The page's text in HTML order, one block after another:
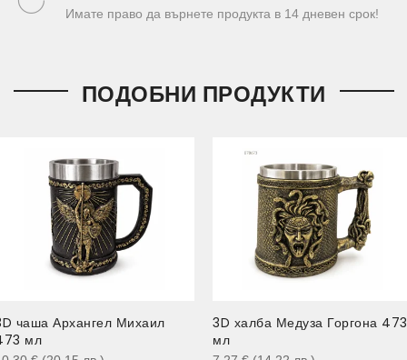
Имате право да върнете продукта в 14 дневен срок!
ПОДОБНИ ПРОДУКТИ
чаша Архангел Михаил
мл
3D халба Медуза Горгона 473
мл